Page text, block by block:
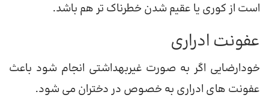
است از کوری یا عقیم شدن خطرناک تر هم باشد.
عفونت ادراری
خودارضایی اگر به صورت غیربهداشتی انجام شود باعث
عفونت های ادراری به خصوص در دختران می شود.